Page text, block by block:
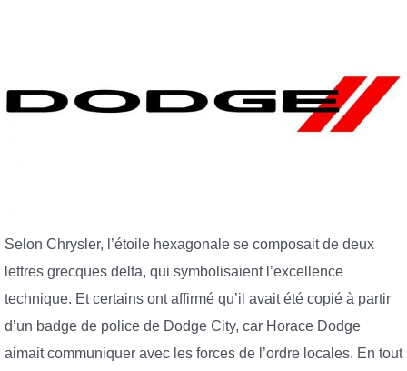
Selon Chrysler, l’étoile hexagonale se composait de deux
lettres grecques delta, qui symbolisaient l’excellence
technique. Et certains ont affirmé qu’il avait été copié à partir
d’un badge de police de Dodge City, car Horace Dodge
aimait communiquer avec les forces de l’ordre locales. En tout